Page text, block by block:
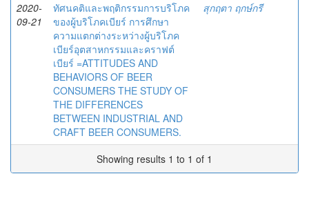
2020-
09-21
ทัศนคติและพฤติกรรมการบริโภค
ของผู้บริโภคเบียร์ การศึกษา
ความแตกต่างระหว่างผู้บริโภค
เบียร์อุตสาหกรรมและคราฟต์
เบียร์ =ATTITUDES AND
BEHAVIORS OF BEER
CONSUMERS THE STUDY OF
THE DIFFERENCES
BETWEEN INDUSTRIAL AND
CRAFT BEER CONSUMERS.
สุกฤตา ฤกษ์กรี
Showing results 1 to 1 of 1